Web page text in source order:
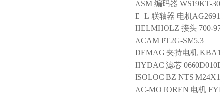
ASM 编码器 WS19KT-
E+L 联轴器 电机
HELMHOLZ 接头 700-
ACAM PT2G-SM5.3
DEMAG 夹持电机
HYDAC 滤芯
ISOLOC BZ NTS
AC-MOTOREN 电机